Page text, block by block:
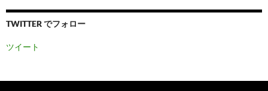
TWITTER でフォロー
ツイート